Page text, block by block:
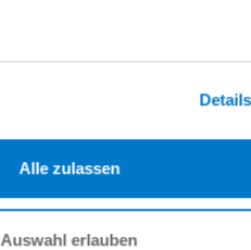
Alle zulassen
Auswahl erlauben